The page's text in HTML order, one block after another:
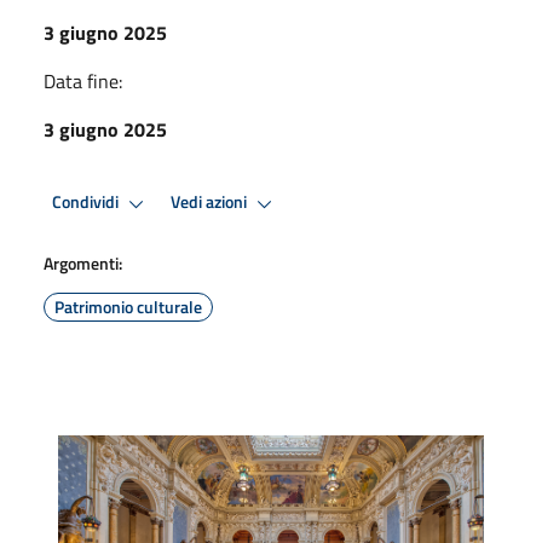
3 giugno 2025
Data fine:
3 giugno 2025
Condividi Vedi azioni
Argomenti:
Patrimonio culturale